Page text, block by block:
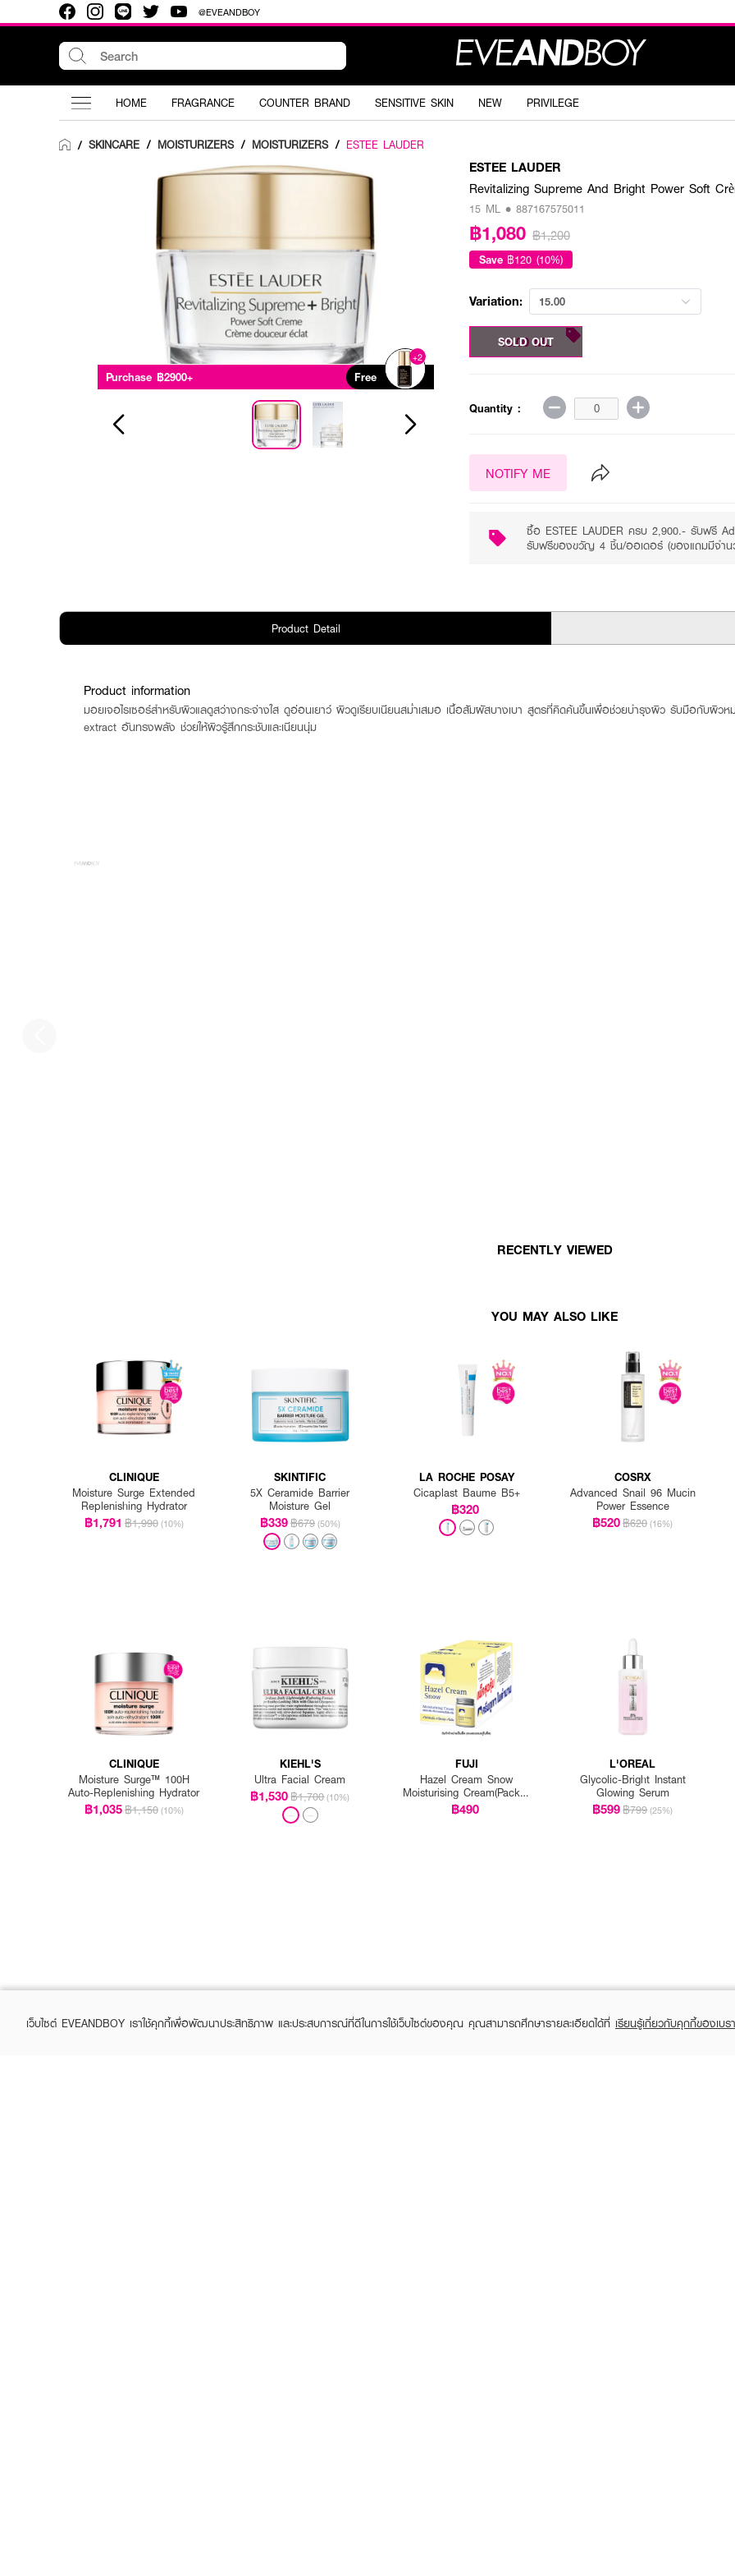
@EVEANDBOY
HOME FRAGRANCE COUNTER BRAND SENSITIVE SKIN NEW PRIVILEGE
/ SKINCARE / MOISTURIZERS / MOISTURIZERS / ESTEE LAUDER
Purchase ฿2900+ Free
+2
ESTEE LAUDER
Revitalizing Supreme And Bright Power Soft
15 ML • 887167575011
฿1,080 ฿1,200
Save ฿120 (10%)
Variation: 15.00
15.00 ML
SOLD OUT
Quantity :
NOTIFY ME
ซื้อ ESTEE LAUDER ครบ 2,900.- รับฟรี
รับฟรีของขวัญ 4 ชิ้น/ออเดอร์ (ของแถมมีจำน
Product Detail
Product information
มอยเจอไรเซอร์สำหรับผิวแลดูสว่างกระจ่างใส ดูอ่อนเยาว์ ผิวดูเรียบเนียนสม่ำเสมอ เนื้อสัมผัสบางเบา สูตรที่คิดค้นขึ้นเพื่อช่วยบำรุงผิว รับมือกับผิว
extract อันทรงพลัง ช่วยให้ผิวรู้สึกกระชับและเนียนนุ่ม
RECENTLY VIEWED
YOU MAY ALSO LIKE
CLINIQUE
Moisture Surge Extended
Replenishing Hydrator
฿1,791 ฿1,990 (10%)
SKINTIFIC
5X Ceramide Barrier
Moisture Gel
฿339฿679 (50%)
LA ROCHE POSAY
Cicaplast Baume B5+
฿320
COSRX
Advanced Snail 96 Mucin
Power Essence
฿520฿620 (16%)
CLINIQUE
Moisture Surge™ 100H
Auto-Replenishing Hydrator
฿1,035฿1,150 (10%)
KIEHL'S
Ultra Facial Cream
฿1,530฿1,700 (10%)
FUJI
Hazel Cream Snow
Moisturising Cream(Pack 1
Get 1 Free)
฿490
L'OREAL
Glycolic-Bright Instant
Glowing Serum
฿599฿799 (25%)
เว็บไซต์ EVEANDBOY เราใช้คุกกี้เพื่อพัฒนาประสิทธิภาพ และประสบการณ์ที่ดีในการใช้เว็บไซต์ของคุณ คุณสามารถศึกษารายละเอียดได้ที่ เรียนรู้เกี่ยวกับคุกกี้ของเบร